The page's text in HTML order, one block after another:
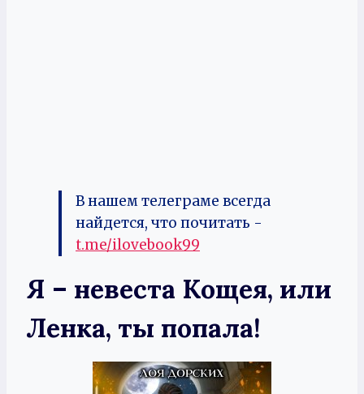
В нашем телеграме всегда
найдется, что почитать -
t.me/ilovebook99
Я – невеста Кощея, или
Ленка, ты попала!